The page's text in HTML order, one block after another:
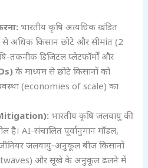
भारतीय कृषि अत्यधिक खंडित
अधिक किसान छोटे और सीमांत (2
तकनीक डिजिटल प्लेटफॉर्मों और
के माध्यम से छोटे किसानों को
(economies of scale) का
भारतीय कृषि जलवायु की
है। AI-संचालित पूर्वानुमान मॉडल,
जलवायु-अनुकूल बीज किसानों
और सूखे के अनुकूल ढलने में